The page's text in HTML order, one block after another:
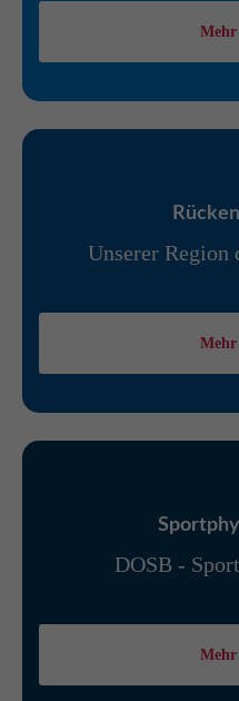
Mehr
Unserer Region
Mehr
DOSB -
Mehr